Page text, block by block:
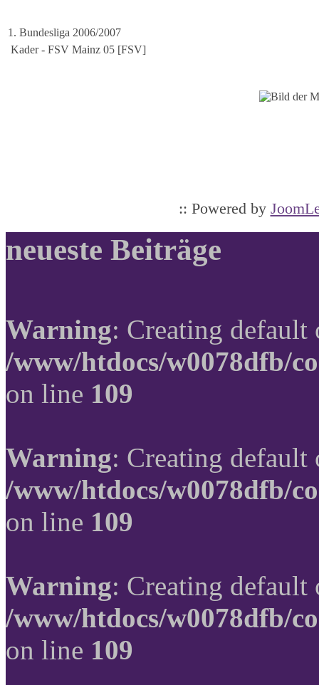
1. Bundesliga 2006/2007
Kader - FSV Mainz 05 [FSV]
:: Powered by
neueste Beiträge
Warning: Creating
/www/htdocs/w0078dfb/
on line 109
Warning: Creating
/www/htdocs/w0078dfb/
on line 109
Warning: Creating
/www/htdocs/w0078dfb/
on line 109